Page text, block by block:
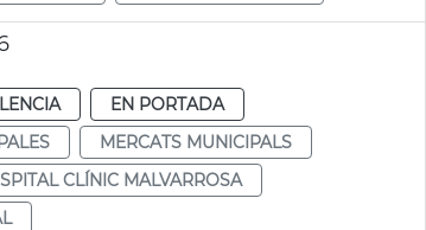
EN PORTADA
MERCATS MUNICIPALS
CLÍNIC MALVARROSA